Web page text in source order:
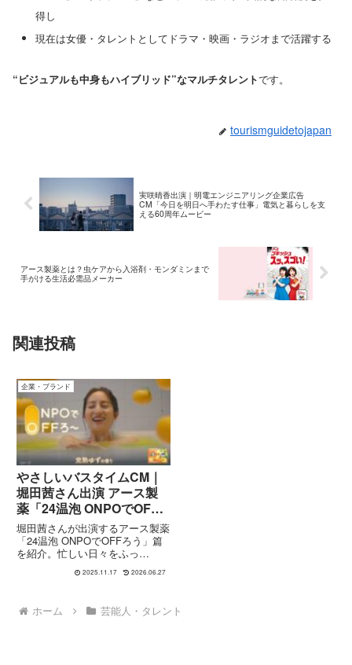
得し
現在は女優・タレントとしてドラマ・映画・ラジオまで活躍する
“ビジュアルも中身もハイブリッド”なマルチタレントです。
tourismguidetojapan
実咲晴香出演｜明電エンジニアリング企業広告
CM「今日を明日へ手わたす仕事」電気と暮らしを支
える60周年ムービー
アース製薬とは？虫ケアから入浴剤・モンダミンまで
手がける生活必需品メーカー
関連投稿
企業・ブランド
やさしいバスタイムCM｜
堀田茜さん出演 アース製
薬「24温泡 ONPOでOFF
ろう」篇
堀田茜さんが出演するアース製薬
「24温泡 ONPOでOFFろう」篇
を紹介。忙しい日々をふっ
されるバスタイムCMの内容や魅
2025.11.17 2026.06.27
ホーム 芸能人・タレント